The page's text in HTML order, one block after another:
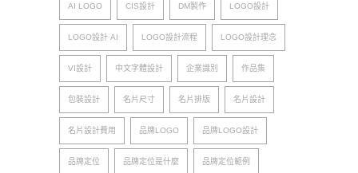
AI LOGO CIS設計 DM製作 LOGO設計
LOGO設計 AI LOGO設計流程 LOGO設計理念
VI設計 中文字體設計 企業識別 作品集
包裝設計 名片尺寸 名片排版 名片設計
名片設計費用 品牌LOGO 品牌LOGO設計
品牌定位 品牌定位是什麼 品牌定位範例